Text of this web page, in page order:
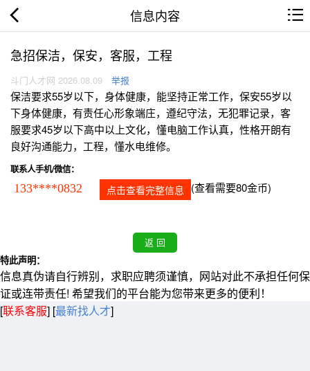
信息内容
急招保洁，保安，客服，工程
斗门人才网 2026.08.09 举报
保洁要求55岁以下，身体健康，能坚持正常工作，保安55岁以
下身体健康，有责任心形象端庄，遵纪守法，无犯罪记录，客
服要求45岁以下高中以上文化，懂电脑工作认真，性格开朗有
良好沟通能力，工程，懂水电维修。
联系人手机/微信：
133****0832 点击查看完整信息 (查看需要80金币)
特此声明：
信息真伪请自行辨别，求职应聘须谨慎，网站对此不承担任何保
证或连带责任! 希望我们的平台能为您带来更多的便利！
[联系客服] [最新找人才]